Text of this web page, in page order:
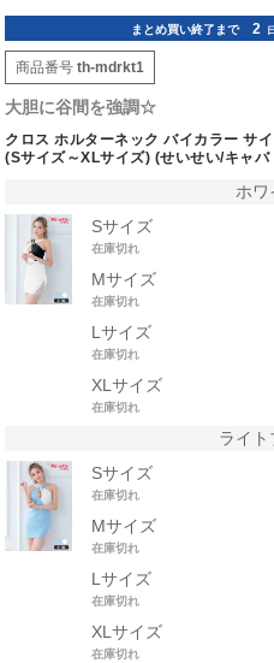
まとめ買い終了まで 2 日
商品番号 th-mdrkt1
大胆に谷間を強調☆
クロス ホルターネック バイカラー サ
(Sサイズ～XLサイズ) (せいせい/キャ
ホワ
Sサイズ
在庫切れ
Mサイズ
在庫切れ
Lサイズ
在庫切れ
XLサイズ
在庫切れ
ライト
Sサイズ
在庫切れ
Mサイズ
在庫切れ
Lサイズ
在庫切れ
XLサイズ
在庫切れ